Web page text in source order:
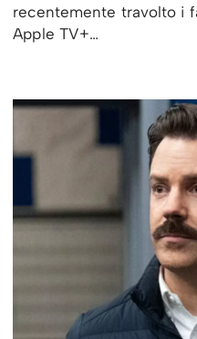
recentemente travolto i
Apple TV+…